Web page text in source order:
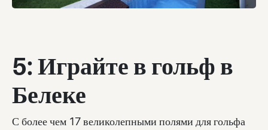
5: Играйте в гольф в
Белеке
С более чем 17 великолепными полями для гольфа